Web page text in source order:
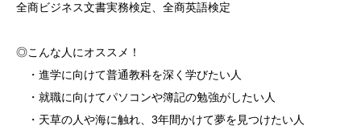
全商ビジネス文書実務検定、全商英語検定
◎こんな人にオススメ！
・進学に向けて普通教科を深く学びたい人
・就職に向けてパソコンや簿記の勉強がしたい人
・天草の人や海に触れ、3年間かけて夢を見つけたい人